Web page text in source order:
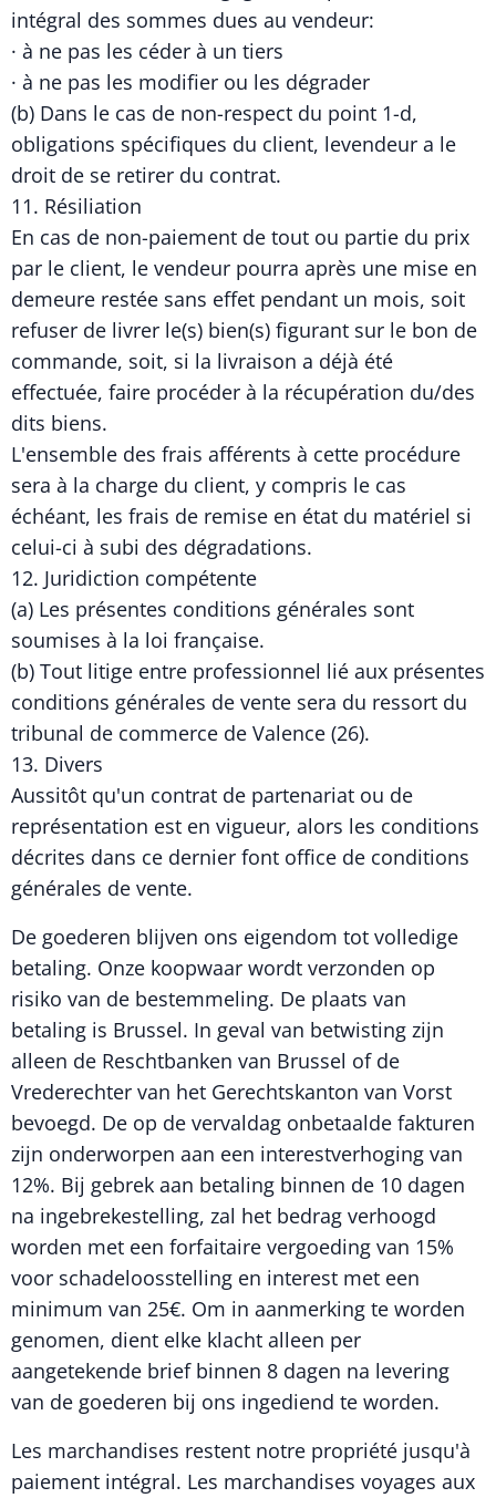
intégral des sommes dues au vendeur:
· à ne pas les céder à un tiers
· à ne pas les modifier ou les dégrader
(b) Dans le cas de non-respect du point 1-d,
obligations spécifiques du client, levendeur a le
droit de se retirer du contrat.
11. Résiliation
En cas de non-paiement de tout ou partie du prix
par le client, le vendeur pourra après une mise en
demeure restée sans effet pendant un mois, soit
refuser de livrer le(s) bien(s) figurant sur le bon de
commande, soit, si la livraison a déjà été
effectuée, faire procéder à la récupération du/des
dits biens.
L'ensemble des frais afférents à cette procédure
sera à la charge du client, y compris le cas
échéant, les frais de remise en état du matériel si
celui-ci à subi des dégradations.
12. Juridiction compétente
(a) Les présentes conditions générales sont
soumises à la loi française.
(b) Tout litige entre professionnel lié aux présentes
conditions générales de vente sera du ressort du
tribunal de commerce de Valence (26).
13. Divers
Aussitôt qu'un contrat de partenariat ou de
représentation est en vigueur, alors les conditions
décrites dans ce dernier font office de conditions
générales de vente.
De goederen blijven ons eigendom tot volledige
betaling. Onze koopwaar wordt verzonden op
risiko van de bestemmeling. De plaats van
betaling is Brussel. In geval van betwisting zijn
alleen de Reschtbanken van Brussel of de
Vrederechter van het Gerechtskanton van Vorst
bevoegd. De op de vervaldag onbetaalde fakturen
zijn onderworpen aan een interestverhoging van
12%. Bij gebrek aan betaling binnen de 10 dagen
na ingebrekestelling, zal het bedrag verhoogd
worden met een forfaitaire vergoeding van 15%
voor schadeloosstelling en interest met een
minimum van 25€. Om in aanmerking te worden
genomen, dient elke klacht alleen per
aangetekende brief binnen 8 dagen na levering
van de goederen bij ons ingediend te worden.
Les marchandises restent notre propriété jusqu'à
paiement intégral. Les marchandises voyages aux